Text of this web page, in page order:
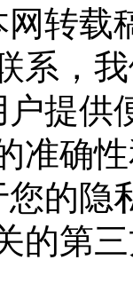
载稿
系，
供便
准确
隐私
的第